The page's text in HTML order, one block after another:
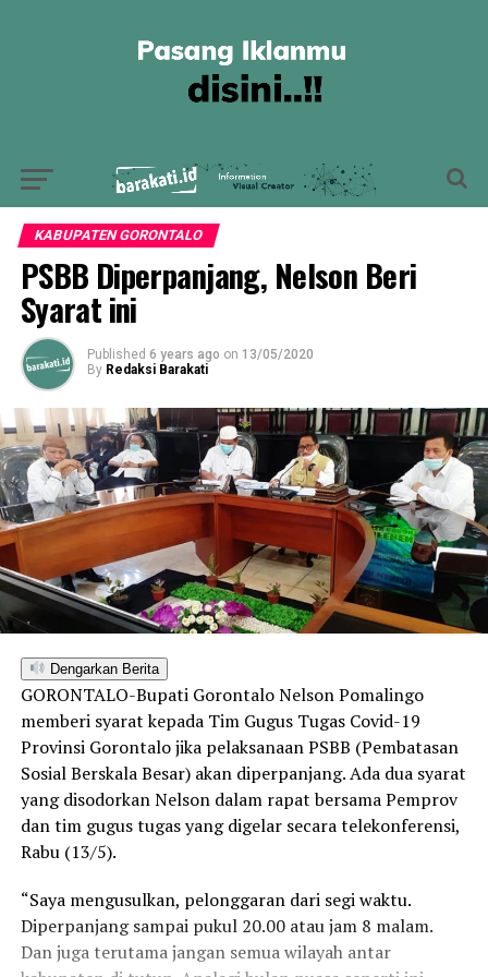
KABUPATEN GORONTALO
PSBB Diperpanjang, Nelson Beri
Syarat ini
Published 6 years ago on 13/05/2020
By Redaksi Barakati
Dengarkan Berita
GORONTALO-Bupati Gorontalo Nelson Pomalingo
memberi syarat kepada Tim Gugus Tugas Covid-19
Provinsi Gorontalo jika pelaksanaan PSBB (Pembatasan
Sosial Berskala Besar) akan diperpanjang. Ada dua syarat
yang disodorkan Nelson dalam rapat bersama Pemprov
dan tim gugus tugas yang digelar secara telekonferensi,
Rabu (13/5).
“Saya mengusulkan, pelonggaran dari segi waktu.
Diperpanjang sampai pukul 20.00 atau jam 8 malam.
Dan juga terutama jangan semua wilayah antar